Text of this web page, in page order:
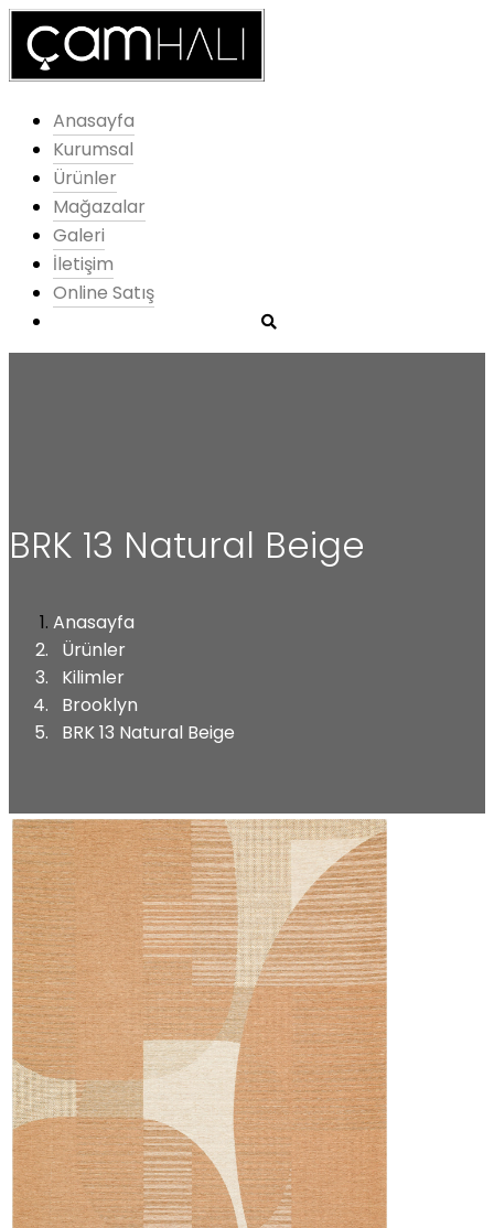
Anasayfa
Kurumsal
Ürünler
Mağazalar
Galeri
İletişim
Online Satış
BRK 13 Natural Beige
Anasayfa
Ürünler
Kilimler
Brooklyn
BRK 13 Natural Beige